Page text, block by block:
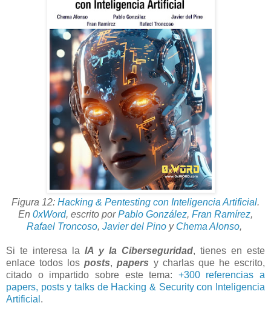
Figura 12: Hacking & Pentesting con Inteligencia Artificial.
En 0xWord, escrito porPablo González, Fran Ramírez,
Rafael Troncoso, Javier del Pino y Chema Alonso,
Si te interesa la IA y la Ciberseguridad, tienes en este
enlace todos losposts,papers y charlas que he escrito,
citado o impartido sobre este tema: +300 referencias a
papers, posts y talks de Hacking & Security con Inteligencia
Artificial .